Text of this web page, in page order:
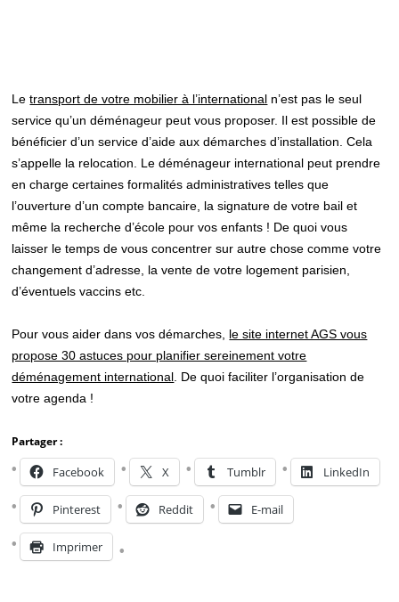
Letransport de votre mobilier à l’international n’est pas le seul
service qu’un déménageur peut vous proposer. Il est possible de
bénéficier d’un service d’aide aux démarches d’installation. Cela
s’appelle la relocation. Le déménageur international peut prendre
en charge certaines formalités administratives telles que
l’ouverture d’un compte bancaire, la signature de votre bail et
même la recherche d’école pour vos enfants ! De quoi vous
laisser le temps de vous concentrer sur autre chose comme votre
changement d’adresse, la vente de votre logement parisien,
d’éventuels vaccins etc.
Pour vous aider dans vos démarches, le site internet AGS vous
propose 30 astuces pour planifier sereinement votre
déménagement international . De quoi faciliter l’organisation de
votre agenda !
Partager :
Facebook X Tumblr LinkedIn
Pinterest Reddit E-mail
Imprimer